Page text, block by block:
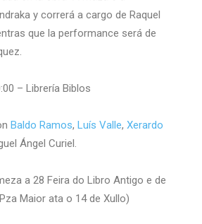
y correrá a cargo de Raquel
que la performance será de
– Librería Biblos
Baldo Ramos, Luís Valle, Xerardo
Ángel Curiel.
a 28 Feira do Libro Antigo e de
Maior ata o 14 de Xullo)